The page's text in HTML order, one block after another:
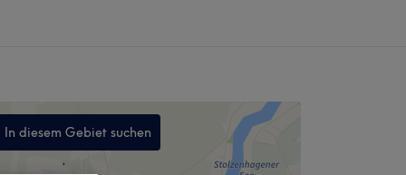
In diesem Gebiet suchen
,